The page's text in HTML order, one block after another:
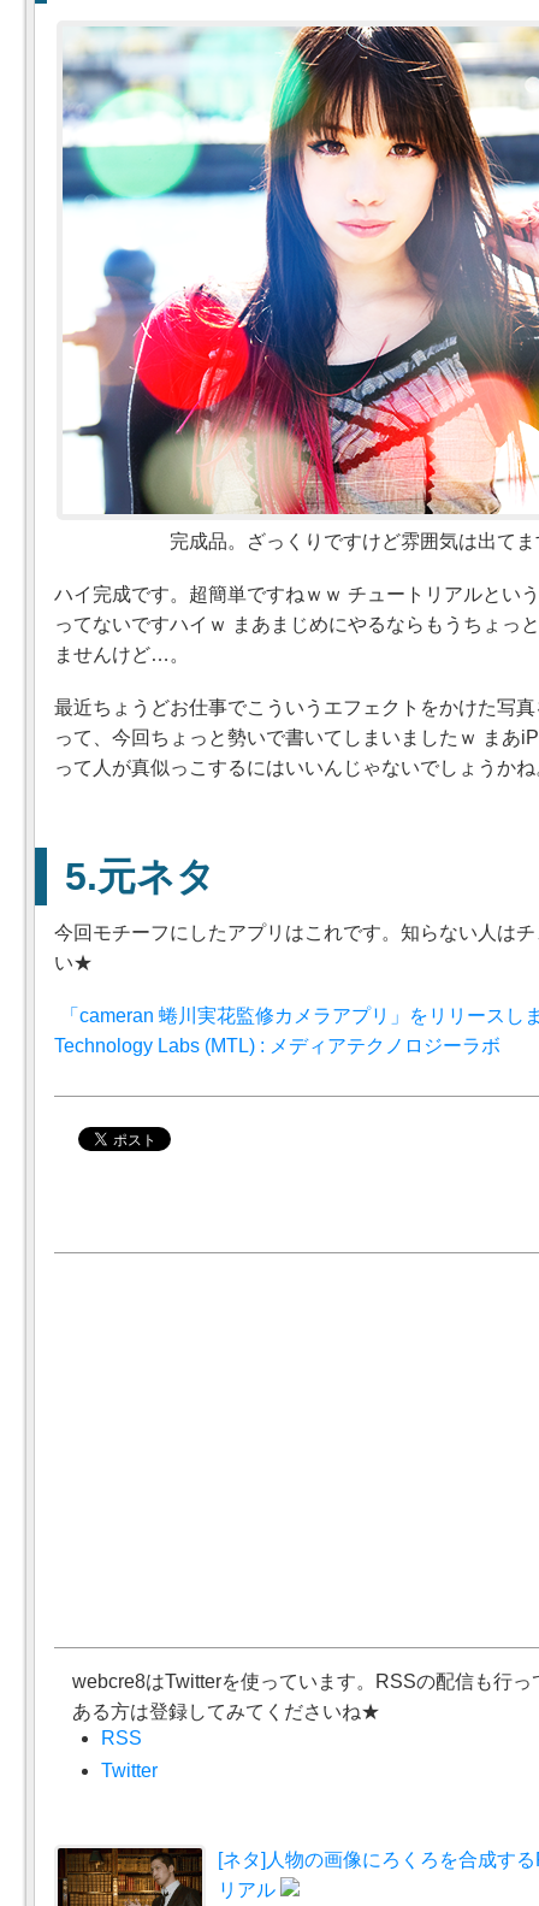
完成品。ざっくりですけど雰囲気は出て
ハイ完成です。超簡単ですねｗｗ チュートリアルとい
ってないですハイｗ まあまじめにやるならもうちょっ
ませんけど…。
最近ちょうどお仕事でこういうエフェクトをかけた写
って、今回ちょっと勢いで書いてしまいましたｗ まあ
って人が真似っこするにはいいんじゃないでしょうかね
元ネタ
今回モチーフにしたアプリはこれです。知らない人は
い★
「cameran 蜷川実花監修カメラアプリ」をリリースし
Technology Labs (MTL) : メディアテクノロジーラボ
webcre8はTwitterを使っています。RSSの配信も行っ
ある方は登録してみてくださいね★
RSS
Twitter
[ネタ]人物の画像にろくろを合成す
リアル